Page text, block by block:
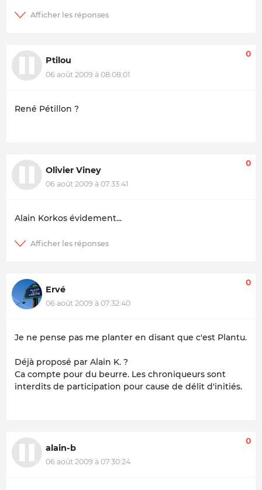
Ptilou
06 août 2009 à 08:08:01
0
René Pétillon ?
Olivier Viney
06 août 2009 à 07:33:41
0
Alain Korkos évidement...
Ervé
06 août 2009 à 07:32:40
0
Je ne pense pas me planter en disant que c'est Plantu.
Déjà proposé par Alain K. ?
Ca compte pour du beurre. Les chroniqueurs sont
interdits de participation pour cause de délit d'initiés.
alain-b
06 août 2009 à 07:30:24
0